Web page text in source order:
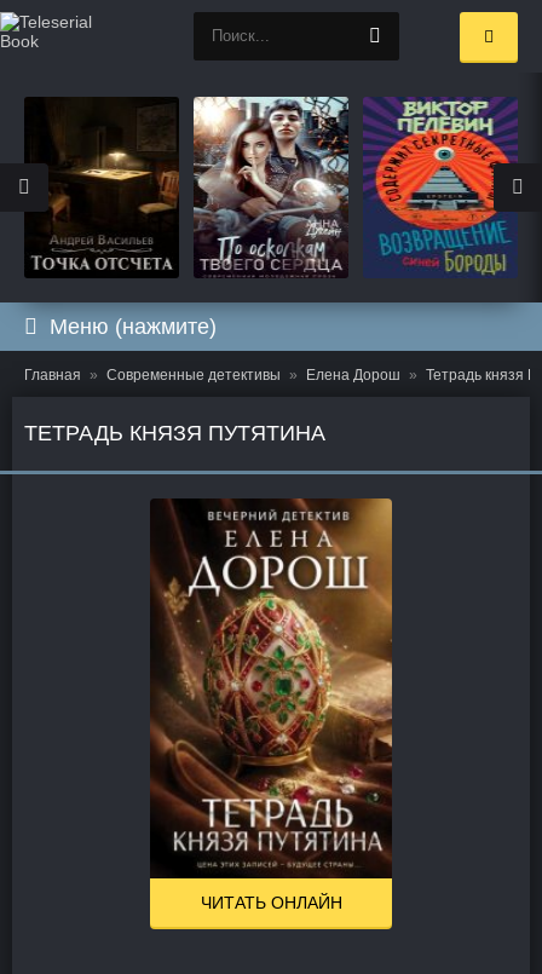
Меню (нажмите)
Главная Современные детективы Елена Дорош Тетрадь князя
ТЕТРАДЬ КНЯЗЯ ПУТЯТИНА
ЧИТАТЬ ОНЛАЙН